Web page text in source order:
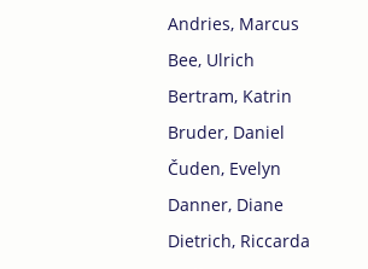
Andries, Marcus
Bee, Ulrich
Bertram, Katrin
Bruder, Daniel
Čuden, Evelyn
Danner, Diane
Dietrich, Riccarda